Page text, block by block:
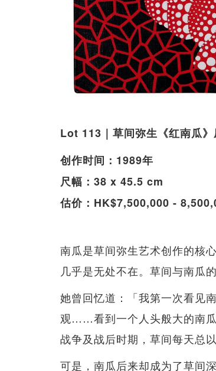
Lot 113｜草间弥生《红南瓜
创作时间：1989年
尺幅：38 x 45.5 cm
估价：HK$7,500,000 -
南瓜是草间弥生艺术创作的核
几乎是无处不在。草间与南瓜
她曾回忆道：「我第一次看见
观……看到一个人头般大的南
战争及战后时期，草间每天总
可是，南瓜后来却成为了草间